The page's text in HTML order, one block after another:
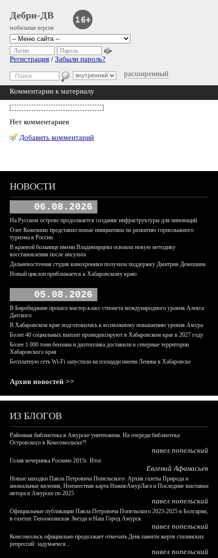
Дебри-ДВ
мобильная версия
расширенный
Логин Пароль
Регистрация / Забыли пароль?
Комментарии к материалу
Нет комментариев
Добавить комментарий
НОВОСТИ
06.08.2026
На Русском острове продолжается создание инфраструктуры для инноваций
Олег Кожемяко представил новые инициативы по развитию горнолыжного
туризма в России
В краевой больнице имени Владимирцева освоили новую методику
восстановления после инсульта
Дальневосточная студия кинохроники получила поддержку Дмитрия Демешина
Новый циклон приближается к Хабаровскому краю
05.08.2026
В Биробиджане прошел мастер-класс стилиста международного уровня Алекса
Датского
В Хабаровском крае подготовились к возможному повышению уровня Амура
Более 40 социальных выплат проиндексируют в Хабаровском крае в 2027 году
Более 1 000 тонн бензина и дизтоплива доставили в северные территории
Хабаровского края
Бесплатную сеть Wi-Fi запустили на площади имени Ленина в Хабаровске
Архив новостей >>
ИЗ БЛОГОВ
Районная библиотека в Амурске уничтожена. На очереди библиотека
Островского в Комсомольске?!
павел попельский
Голая вечеринка Роснано 2015г. Итог.
Евгений Афанасьев
Новые находки Павла Петровича Попельского: Архив газеты Природа и
аномальные явления, Неизвестная карта НижнеАмурЛага и Последние выставки
автора в Амурске по 2025
павел попельский
Официальные публикации Павла Петровича Попельского 2023-2025 в Болгарии,
в газетах Тихоокеанская Звезда и Наш Город Амурск
павел попельский
Комсомольск официально продолжает отмечать День памяти жертв сталинских
репрессий: задумаемся...
павел попельский